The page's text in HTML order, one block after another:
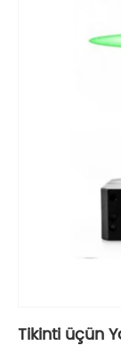
Tikinti üçün